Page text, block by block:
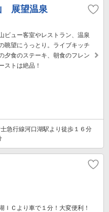
展望温泉
ビュー客室やレストラン、温泉
眺望にうっとり。ライブキッチ
夕食のステーキ、朝食のフレン
ストは絶品！
急行線河口湖駅より徒歩１６分
ＩＣより車で１分！大変便利！